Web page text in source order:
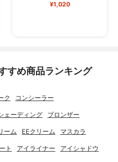
¥1,020
すめ商品ランキング
ク コンシーラー
ェーディング ブロンザー
ーム EEクリーム マスカラ
ト アイライナー アイシャドウ